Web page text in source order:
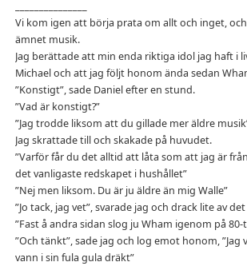
Vi kom igen att börja prata om allt och inget,
ämnet musik.
Jag berättade att min enda riktiga idol jag haft i
Michael och att jag följt honom ända sedan
”Konstigt”, sade Daniel efter en stund.
”Vad är konstigt?”
”Jag trodde liksom att du gillade mer äldre
Jag skrattade till och skakade på huvudet.
”Varför får du det alltid att låta som att jag är
det vanligaste redskapet i hushållet”
”Nej men liksom. Du är ju äldre än mig Walle”
”Jo tack, jag vet”, svarade jag och drack lite av
”Fast å andra sidan slog ju Wham igenom på 80-
”Och tänkt”, sade jag och log emot honom, ”Jag
vann i sin fula gula dräkt”